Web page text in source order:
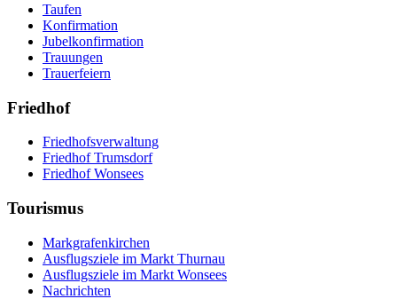
Taufen
Konfirmation
Jubelkonfirmation
Trauungen
Trauerfeiern
Friedhof
Friedhofsverwaltung
Friedhof Trumsdorf
Friedhof Wonsees
Tourismus
Markgrafenkirchen
Ausflugsziele im Markt Thurnau
Ausflugsziele im Markt Wonsees
Nachrichten